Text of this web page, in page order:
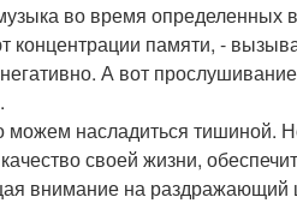
во время определенных
концентрации памяти, -
А вот
насладиться тишиной.
своей жизни,
внимание на раздражающий